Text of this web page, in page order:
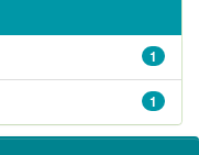
1
1